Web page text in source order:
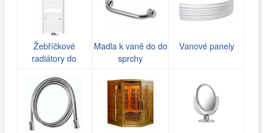
Žebříčkové
radiátory do
Madla k vaně do do
sprchy
Vanové panely